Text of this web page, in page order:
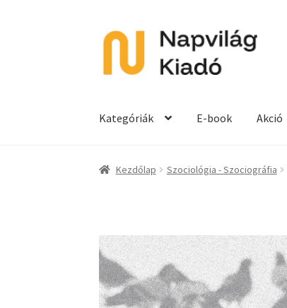
Ugrás
navigációhoz
Kilépés
tartalomba
Kategóriák E-book Akció
Kezdőlap Szociológia - Szociográfia